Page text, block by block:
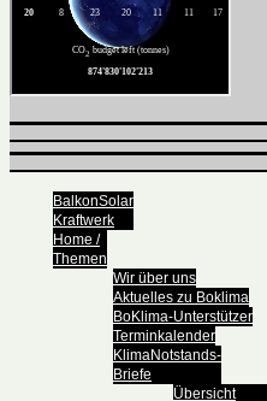
BalkonSolar
Kraftwerk
Home /
Themen
Wir über uns
Aktuelles zu Boklima
BoKlima-Unterstützer
Terminkalender
KlimaNotstands-
Briefe
Übersicht